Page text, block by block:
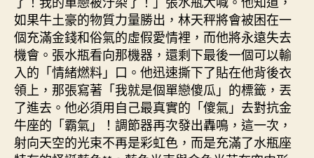
如果牛土豪的物質力量勝出，林天秤將會被困在一
個充滿金錢和俗氣的虛假愛情裡，而他將永遠失去
機會。張水瓶看向那機器，還剩下最後一個可以輸
入的「情緒燃料」口。他迅速撕下了貼在他背後衣
領上，那張寫著「我就是個單戀傻瓜」的標籤，丟
了進去。他必須用自己最真實的「傻氣」去對抗金
牛座的「霸氣」！調節器再次發出轟鳴，這一次，
射向天空的光束不再是彩虹色，而是充滿了水瓶座